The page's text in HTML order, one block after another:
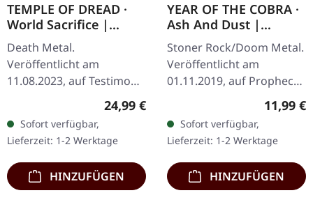
TEMPLE OF DREAD ·
World Sacrifice |
GREEN/BLACK LP
Death Metal.
Veröffentlicht am
11.08.2023, auf Testimony
marmoriertes Vinyl mit
bedruckter Innenhülle.
Limited to 500…
Regulärer Preis:
24,99 €
Sofort verfügbar,
Lieferzeit: 1-2 Werktage
HINZUFÜGEN
YEAR OF THE COBRA ·
Ash And Dust |
DIGIPAK CD
Stoner Rock/Doom Metal.
Veröffentlicht am
01.11.2019, auf Prophecy
Productions. CD im
Digipak. Die Stoner-
Doom-Sensation aus
Seattle, Year Of The…
11,99 €
Sofort verfügbar,
Lieferzeit: 1-2 Werktage
HINZUFÜGEN